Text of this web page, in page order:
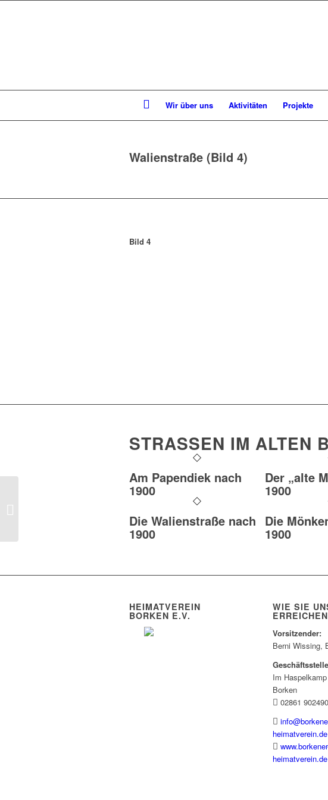
Wir über uns Aktivitäten Projekte
Walienstraße (Bild 4)
Bild 4
STRASSEN IM ALTEN
Am Papendiek nach
1900
Der „alte
1900
Die Walienstraße nach
1900
Die
1900
HEIMATVEREIN
BORKEN E.V.
WIE SIE
ERREICHEN
Vorsitzender:
Berni Wissing,
Im
Borken
02861 902490
heimatverein.de
heimatverein.de